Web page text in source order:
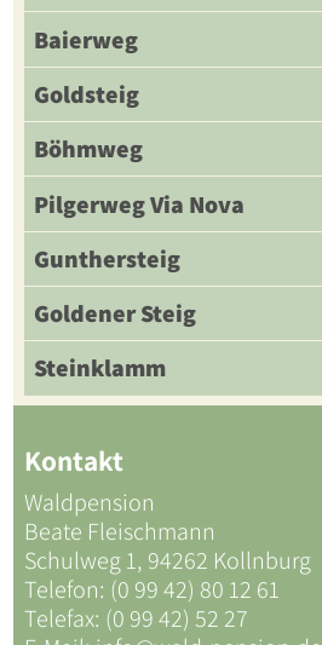
Baierweg
Goldsteig
Böhmweg
Pilgerweg Via Nova
Gunthersteig
Goldener Steig
Steinklamm
Kontakt
Waldpension
Beate Fleischmann
Schulweg 1, 94262 Kollnburg
Telefon: (0 99 42) 80 12 61
Telefax: (0 99 42) 52 27